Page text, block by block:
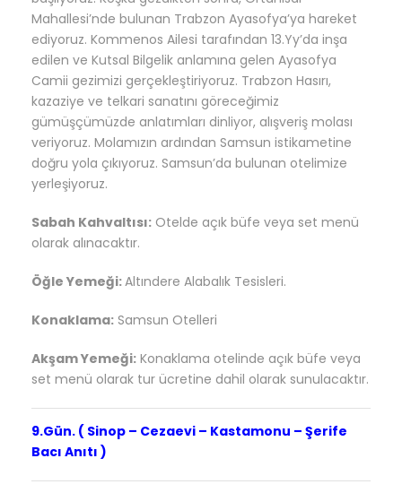
Mahallesi’nde bulunan Trabzon Ayasofya’ya hareket
ediyoruz. Kommenos Ailesi tarafından 13.Yy’da inşa
edilen ve Kutsal Bilgelik anlamına gelen Ayasofya
Camii gezimizi gerçekleştiriyoruz. Trabzon Hasırı,
kazaziye ve telkari sanatını göreceğimiz
gümüşçümüzde anlatımları dinliyor, alışveriş molası
veriyoruz. Molamızın ardından Samsun istikametine
doğru yola çıkıyoruz. Samsun’da bulunan otelimize
yerleşiyoruz.
Sabah Kahvaltısı: Otelde açık büfe veya set menü
olarak alınacaktır.
Öğle Yemeği:Altındere Alabalık Tesisleri.
Konaklama: Samsun Otelleri
Akşam Yemeği: Konaklama otelinde açık büfe veya
set menü olarak tur ücretine dahil olarak sunulacaktır.
9.Gün. ( Sinop – Cezaevi – Kastamonu – Şerife
Bacı Anıtı )